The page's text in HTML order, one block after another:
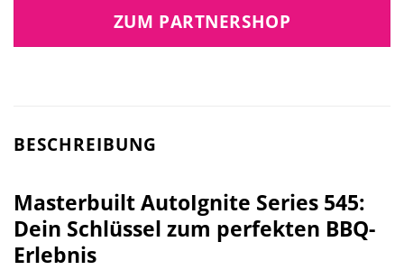
ZUM PARTNERSHOP
BESCHREIBUNG
Masterbuilt AutoIgnite Series 545:
Dein Schlüssel zum perfekten BBQ-
Erlebnis